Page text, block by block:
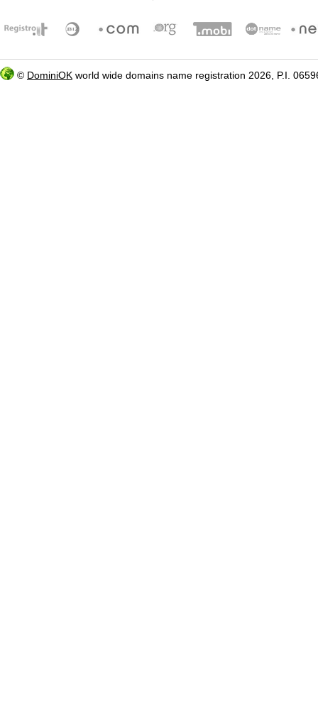
© DominiOK world wide domains name registration 2026, P.I.